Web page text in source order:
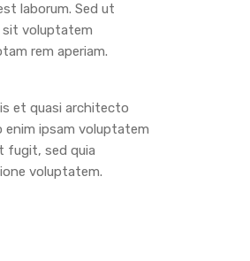
laborum. Sed ut
sit voluptatem
rem aperiam.
et quasi architecto
enim ipsam voluptatem
fugit, sed quia
voluptatem.